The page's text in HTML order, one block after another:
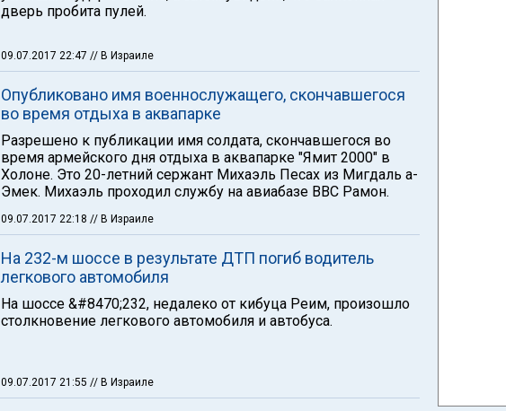
дверь пробита пулей.
09.07.2017 22:47 // В Израиле
Опубликовано имя военнослужащего, скончавшегося
во время отдыха в аквапарке
Разрешено к публикации имя солдата, скончавшегося во
время армейского дня отдыха в аквапарке "Ямит 2000" в
Холоне. Это 20-летний сержант Михаэль Песах из Мигдаль а-
Эмек. Михаэль проходил службу на авиабазе ВВС Рамон.
09.07.2017 22:18 // В Израиле
На 232-м шоссе в результате ДТП погиб водитель
легкового автомобиля
На шоссе &#8470;232, недалеко от кибуца Реим, произошло
столкновение легкового автомобиля и автобуса.
09.07.2017 21:55 // В Израиле